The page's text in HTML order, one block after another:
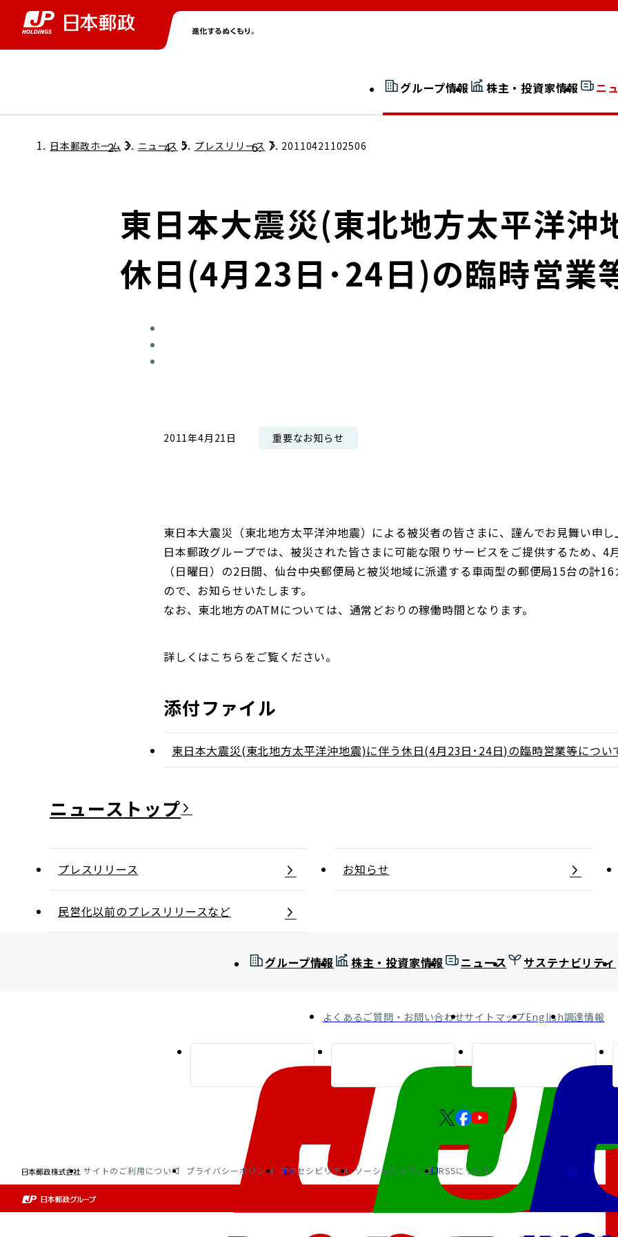
グループ情報
グループ情報トップ
ローカル共創イニシアティブ
社長室通信
JP 改革実行委員会
広告ギャラリー
株主・投資家情報
株主・投資家情報トップ
個人投資家のみなさまへ
ニ
ニューストップ
サステナビリティトップ
担当役員メッセージ
サステナビリティマネジメント
開示情報検索
採用情報トップ
日本郵政ホーム ニュース プレスリリース 20110421102506
東日本大震災(東北地方太平洋沖
休日(4月23日･24日)の臨時営業
2011年4月21日 重要なお知らせ
東日本大震災（東北地方太平洋沖地震）による被災者の皆さまに、謹んでお見舞い申し
日本郵政グループでは、被災された皆さまに可能な限りサービスをご提供するため、4
（日曜日）の2日間、仙台中央郵便局と被災地域に派遣する車両型の郵便局15台の計
ので、お知らせいたします。
なお、東北地方のATMについては、通常どおりの稼働時間となります。
詳しくはこちらをご覧ください。
添付ファイル
東日本大震災(東北地方太平洋沖地震)に伴う休日(4月23日･24日)の臨時営業等につい
ニュース
プレスリリース お知らせ
民営化以前のプレスリリースなど
グループ情報 株主・投資家情報 ニュース サステナビリティ
よくあるご質問・お問い合わせサイトマップEnglish調達情報
サイトのご利用について プライバシーポリシー アクセシビリティ ソーシャルメディア RSSについて